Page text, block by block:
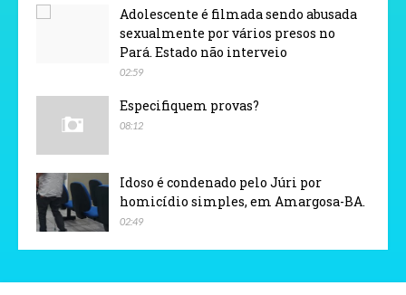
Adolescente é filmada sendo abusada
sexualmente por vários presos no
Pará. Estado não interveio
02:59
Especifiquem provas?
08:12
Idoso é condenado pelo Júri por
homicídio simples, em Amargosa-BA.
02:49